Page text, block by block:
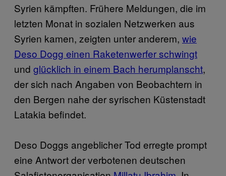
Syrien kämpften. Frühere Meldungen, die im
letzten Monat in sozialen Netzwerken aus
Syrien kamen, zeigten unter anderem, wie
Deso Dogg einen Raketenwerfer schwingt
und glücklich in einem Bach herumplanscht,
der sich nach Angaben von Beobachtern in
den Bergen nahe der syrischen Küstenstadt
Latakia befindet.
Deso Doggs angeblicher Tod erregte prompt
eine Antwort der verbotenen deutschen